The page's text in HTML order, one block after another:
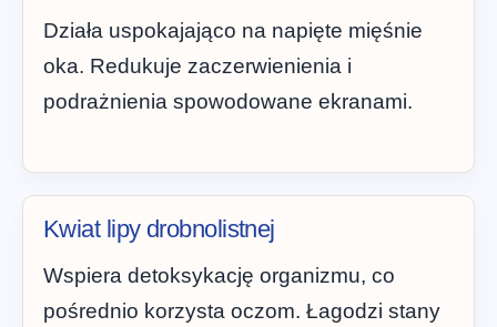
Działa uspokajająco na napięte mięśnie
oka. Redukuje zaczerwienienia i
podrażnienia spowodowane ekranami.
Kwiat lipy drobnolistnej
Wspiera detoksykację organizmu, co
pośrednio korzysta oczom. Łagodzi stany